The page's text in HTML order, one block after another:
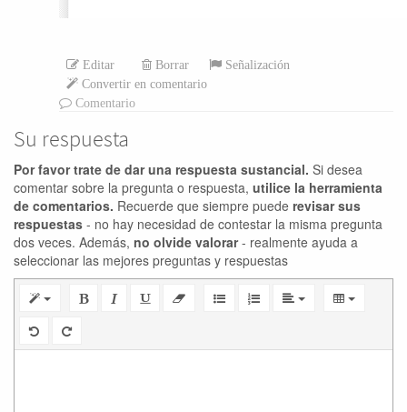
Editar Borrar
Señalización
Convertir en comentario
Comentario
Su respuesta
Por favor trate de dar una respuesta sustancial. Si desea
comentar sobre la pregunta o respuesta, utilice la herramienta
de comentarios. Recuerde que siempre puede revisar sus
respuestas - no hay necesidad de contestar la misma pregunta
dos veces. Además, no olvide valorar- realmente ayuda a
seleccionar las mejores preguntas y respuestas